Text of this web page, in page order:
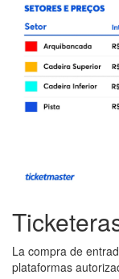
La compra de
plataformas